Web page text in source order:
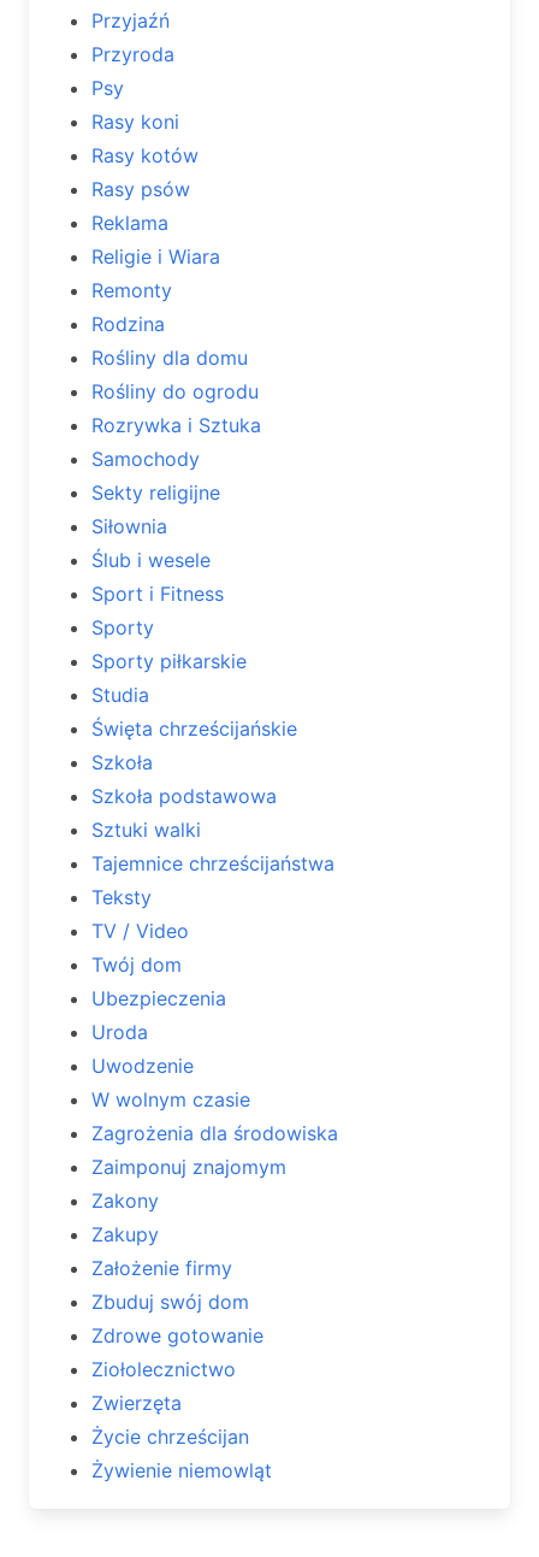
Przyjaźń
Przyroda
Psy
Rasy koni
Rasy kotów
Rasy psów
Reklama
Religie i Wiara
Remonty
Rodzina
Rośliny dla domu
Rośliny do ogrodu
Rozrywka i Sztuka
Samochody
Sekty religijne
Siłownia
Ślub i wesele
Sport i Fitness
Sporty
Sporty piłkarskie
Studia
Święta chrześcijańskie
Szkoła
Szkoła podstawowa
Sztuki walki
Tajemnice chrześcijaństwa
Teksty
TV / Video
Twój dom
Ubezpieczenia
Uroda
Uwodzenie
W wolnym czasie
Zagrożenia dla środowiska
Zaimponuj znajomym
Zakony
Zakupy
Założenie firmy
Zbuduj swój dom
Zdrowe gotowanie
Ziołolecznictwo
Zwierzęta
Życie chrześcijan
Żywienie niemowląt